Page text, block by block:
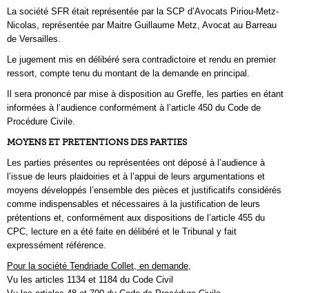
La société SFR était représentée par la SCP d’Avocats Piriou-Metz-
Nicolas, représentée par Maitre Guillaume Metz, Avocat au Barreau
de Versailles.
Le jugement mis en délibéré sera contradictoire et rendu en premier
ressort, compte tenu du montant de la demande en principal.
Il sera prononcé par mise à disposition au Greffe, les parties en étant
informées à l’audience conformément à l’article 450 du Code de
Procédure Civile.
MOYENS ET PRETENTIONS DES PARTIES
Les parties présentes ou représentées ont déposé à l’audience à
l’issue de leurs plaidoiries et à l’appui de leurs argumentations et
moyens développés l’ensemble des pièces et justificatifs considérés
comme indispensables et nécessaires à la justification de leurs
prétentions et, conformément aux dispositions de l’article 455 du
CPC, lecture en a été faite en délibéré et le Tribunal y fait
expressément référence.
Pour la société Tendriade Collet, en demande,
Vu les articles 1134 et 1184 du Code Civil